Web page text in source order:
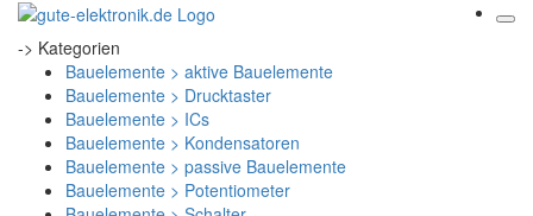
-> Kategorien
Bauelemente > aktive Bauelemente
Bauelemente > Drucktaster
Bauelemente > ICs
Bauelemente > Kondensatoren
Bauelemente > passive Bauelemente
Bauelemente > Potentiometer